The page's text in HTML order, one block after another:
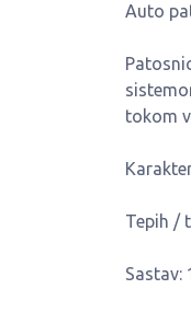
Auto
tokom
Tepih /
Sastav: